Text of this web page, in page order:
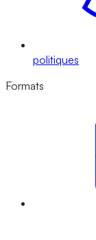
politiques
Formats